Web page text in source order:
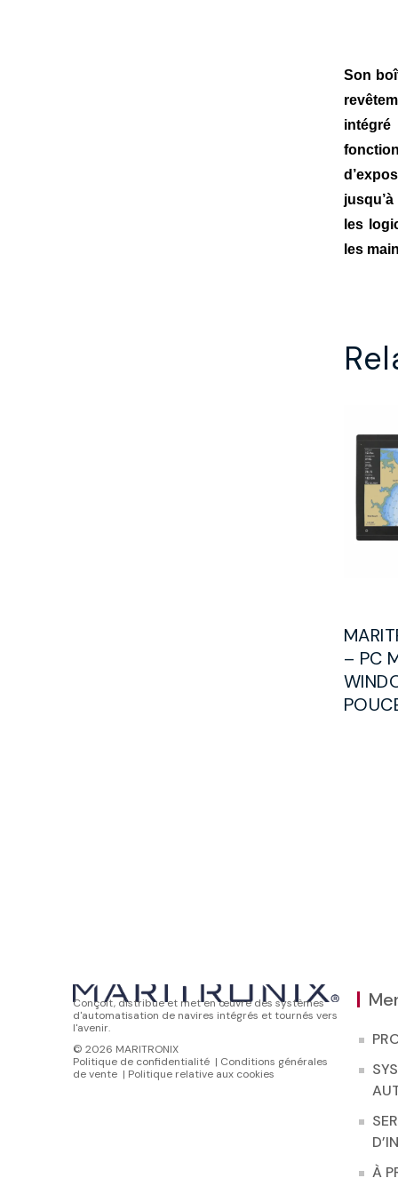
Son
les
les
– PC
Conçoit, distribue et met en œuvre des systèmes
d'automatisation de navires intégrés et tournés vers
l'avenir.
© 2026 MARITRONIX
Politique de confidentialité | Conditions générales
de vente | Politique relative aux cookies
À